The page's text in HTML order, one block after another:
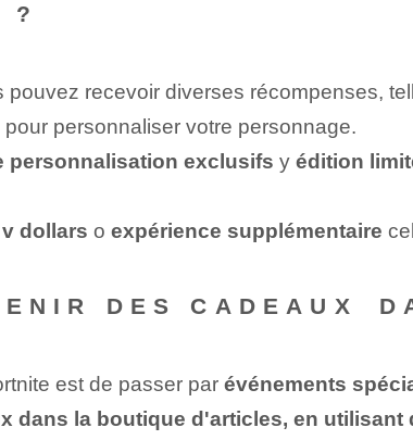
?
recevoir diverses récompenses,
personnaliser votre personnage.
personnalisation exclusifs y édition
v dollars o expérience supplémentaire
DES CADEAUX⁢
est de passer par événements
dans la boutique d'articles, en